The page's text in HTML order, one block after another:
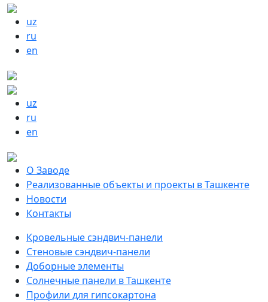
uz
ru
en
uz
ru
en
О Заводе
Реализованные объекты и проекты в Ташкенте
Новости
Контакты
Кровельные сэндвич-панели
Стеновые сэндвич-панели
Доборные элементы
Солнечные панели в Ташкенте
Профили для гипсокартона